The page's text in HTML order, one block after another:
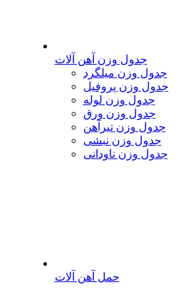
جدول وزن آهن آلات
جدول وزن میلگرد
جدول وزن پروفیل
جدول وزن لوله
جدول وزن ورق
جدول وزن تیرآهن
جدول وزن نبشی
جدول وزن ناودانی
حمل آهن آلات